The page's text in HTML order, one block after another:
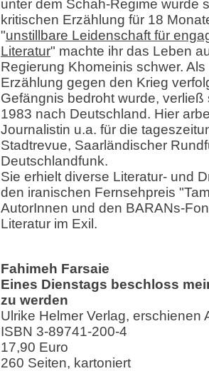
unter dem Schah-Regime wurde
kritischen Erzählung für 18
"unstillbare Leidenschaft für
Literatur" machte ihr das Leben
Regierung Khomeinis schwer.
Erzählung gegen den Krieg
Gefängnis bedroht wurde,
1983 nach Deutschland. Hier
Journalistin u.a. für die
Stadtrevue, Saarländischer
Deutschlandfunk.
Sie erhielt diverse Literatur- und
den iranischen Fernsehpreis
AutorInnen und den BARANs-
Literatur im Exil.
Fahimeh Farsaie
Eines Dienstags beschloss
zu werden
Ulrike Helmer Verlag, erschienen
ISBN 3-89741-200-4
17,90 Euro
260 Seiten, kartoniert